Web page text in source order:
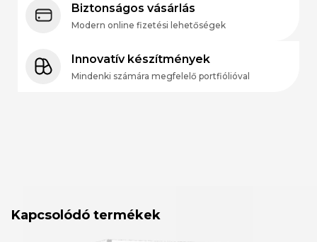
Biztonságos vásárlás
Modern online fizetési lehetőségek
Innovatív készítmények
Mindenki számára megfelelő portfiólióval
Kapcsolódó termékek